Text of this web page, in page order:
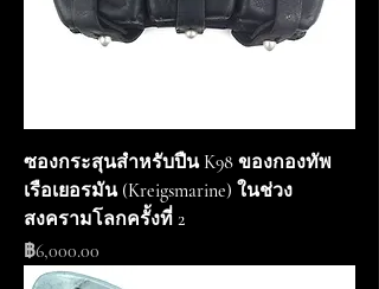
ซองกระสุนสำหรับปืน K98 ของกองทัพ
เรือเยอรมัน (Kreigsmarine) ในช่วง
สงครามโลกครั้งที่ 2
ราคา
฿6,000.00